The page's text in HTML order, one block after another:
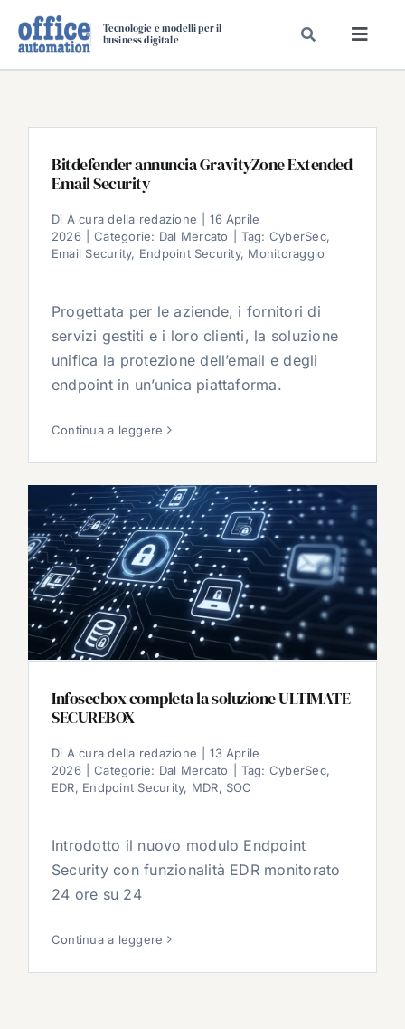
Tecnologie e modelli per il
business digitale
DAL MERCATO
CARRIERE
VIDEO
EVENTI
CHI SIAMO
Bitdefender annuncia GravityZone Extended
Email Security
Di A cura della redazione
16 Aprile
2026
Categorie: Dal Mercato Tag: CyberSec,
Email Security, Endpoint Security, Monitoraggio
Progettata per le aziende, i fornitori di
servizi gestiti e i loro clienti, la soluzione
unifica la protezione dell’email e degli
endpoint in un’unica piattaforma.
Continua a leggere
Infosecbox completa la soluzione ULTIMATE
SECUREBOX
Di A cura della redazione
13 Aprile
2026
Categorie: Dal Mercato Tag: CyberSec,
EDR, Endpoint Security, MDR, SOC
Introdotto il nuovo modulo Endpoint
Security con funzionalità EDR monitorato
24 ore su 24
Continua a leggere